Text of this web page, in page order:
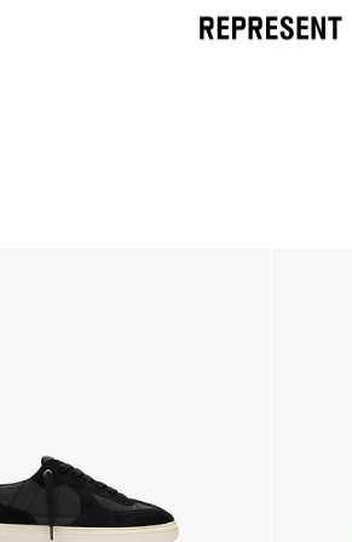
Virtus | REPRESENT